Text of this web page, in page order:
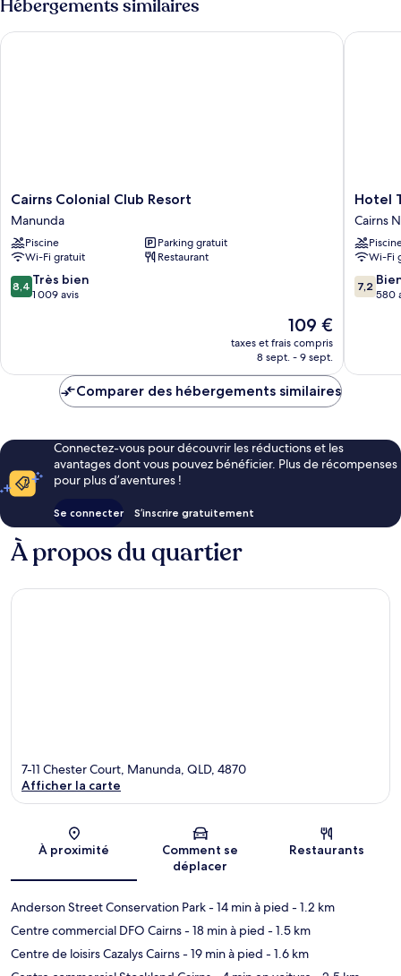
Triple
Room
de
chambre
Poolview
Hébergements similaires
Cairns
Colonial
Club
Resort
Manunda
Cairns Colonial Club Resort
Manunda
Piscine
Parking gratuit
Wi-Fi gratuit
Restaurant
8.4
sur
8,4 Très bien
1 009 avis
Le
nouveau
prix
de
109 €
taxes et frais compris
8 sept. - 9 sept.
Cairns Colonial Club Resort
Hotel
Tropiq
Cairns
North
Hotel
Cairns
Wi-Fi
7.2
sur
7,2
580
Hotel
Comparer des hébergements similaires
Connectez-vous pour découvrir les réductions et les
avantages dont vous pouvez bénéficier. Plus de récompenses
pour plus d’aventures !
Se connecter S’inscrire gratuitement
À propos du quartier
Carte
7-11 Chester Court, Manunda, QLD, 4870
Afficher la carte
À proximité
Comment se
déplacer
Restaurants
Anderson Street Conservation Park- 14 min à pied - 1.2 km
Centre commercial DFO Cairns- 18 min à pied - 1.5 km
Centre de loisirs Cazalys Cairns- 19 min à pied - 1.6 km